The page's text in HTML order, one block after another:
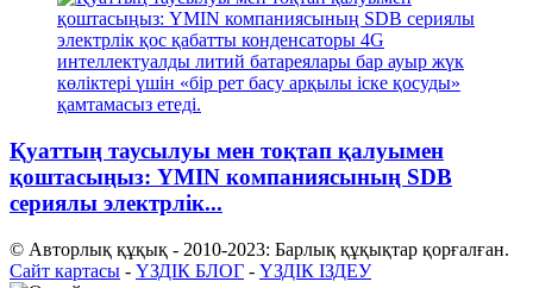
Қуаттың таусылуы мен тоқтап қалуымен
қоштасыңыз: YMIN компаниясының SDB
сериялы электрлік...
© Авторлық құқық - 2010-2023: Барлық құқықтар қорғалған.
Сайт картасы - ҮЗДІК БЛОГ - ҮЗДІК ІЗДЕУ